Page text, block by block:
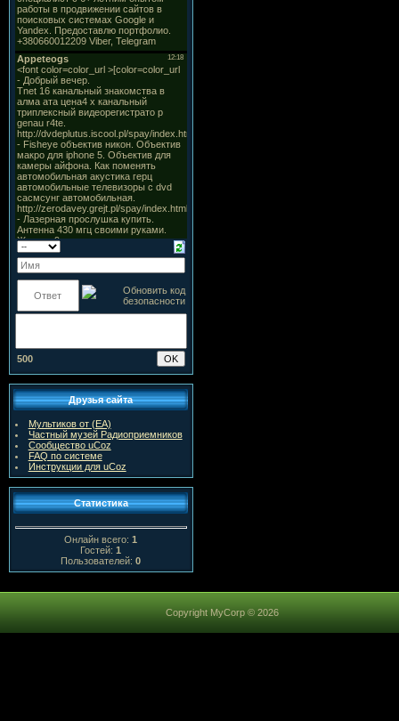
500
Друзья сайта
Мультиков от (ЕА)
Частный музей Радиоприемников
Сообщество uCoz
FAQ по системе
Инструкции для uCoz
Статистика
Онлайн всего:1
Гостей:1
Пользователей:0
Copyright MyCorp © 2026